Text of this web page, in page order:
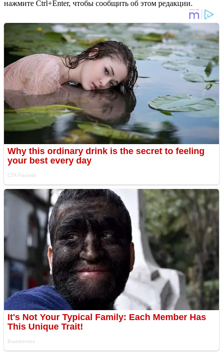
нажмите Ctrl+Enter, чтобы сообщить об этом редакции.